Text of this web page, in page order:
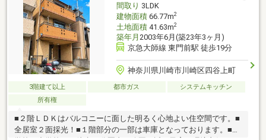
間取り 3LDK
建物面積66.77m2
土地面積41.63m2
築年月 2003年6月(築23年3ヶ月)
京急大師線 東門前駅 徒歩19分
神奈川県川崎市川崎区四谷上町
3階建て以上 都市ガス
システムキッチン
所有権
■２階ＬＤＫはバルコニーに面した明るく心地よい住空間です。■
全居室２面採光！■１階部分の一部は車庫となっております。■小